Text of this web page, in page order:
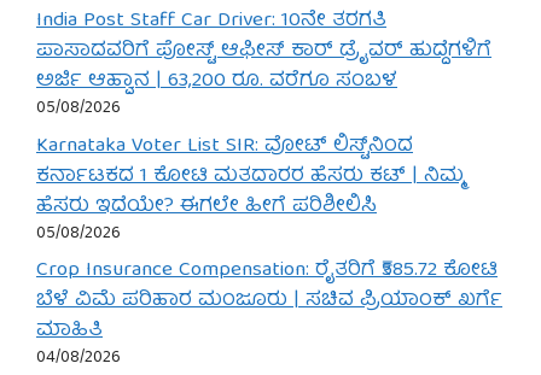
India Post Staff Car Driver: 10ನೇ ತರಗತಿ
ಪಾಸಾದವರಿಗೆ ಪೋಸ್ಟ್ ಆಫೀಸ್ ಕಾರ್ ಡ್ರೈವರ್ ಹುದ್ದೆಗಳಿಗೆ
ಅರ್ಜಿ ಆಹ್ವಾನ | 63,200 ರೂ. ವರೆಗೂ ಸಂಬಳ
05/08/2026
Karnataka Voter List SIR: ವೋಟ್ ಲಿಸ್ಟ್‌ನಿಂದ
ಕರ್ನಾಟಕದ 1 ಕೋಟಿ ಮತದಾರರ ಹೆಸರು ಕಟ್ | ನಿಮ್ಮ
ಹೆಸರು ಇದೆಯೇ? ಈಗಲೇ ಹೀಗೆ ಪರಿಶೀಲಿಸಿ
05/08/2026
Crop Insurance Compensation: ರೈತರಿಗೆ ₹585.72 ಕೋಟಿ
ಬೆಳೆ ವಿಮೆ ಪರಿಹಾರ ಮಂಜೂರು | ಸಚಿವ ಪ್ರಿಯಾಂಕ್ ಖರ್ಗೆ
ಮಾಹಿತಿ
04/08/2026